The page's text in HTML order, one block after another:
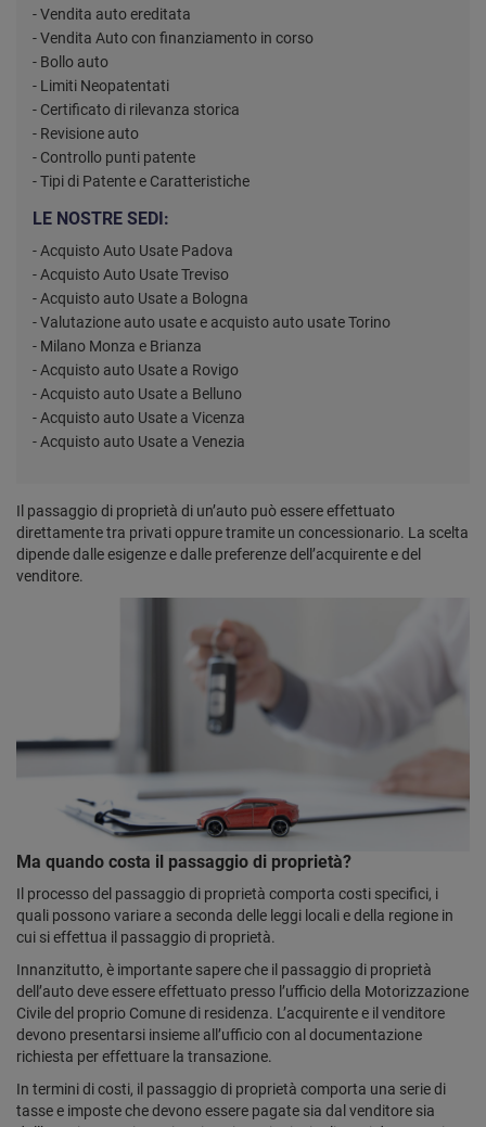
- Vendita auto ereditata
- Vendita Auto con finanziamento in corso
- Bollo auto
- Limiti Neopatentati
- Certificato di rilevanza storica
- Revisione auto
- Controllo punti patente
- Tipi di Patente e Caratteristiche
LE NOSTRE SEDI:
- Acquisto Auto Usate Padova
- Acquisto Auto Usate Treviso
- Acquisto auto Usate a Bologna
- Valutazione auto usate e acquisto auto usate Torino
- Milano Monza e Brianza
- Acquisto auto Usate a Rovigo
- Acquisto auto Usate a Belluno
- Acquisto auto Usate a Vicenza
- Acquisto auto Usate a Venezia
Il passaggio di proprietà di un’auto può essere effettuato
direttamente tra privati oppure tramite un concessionario. La scelta
dipende dalle esigenze e dalle preferenze dell’acquirente e del
venditore.
Ma quando costa il passaggio di proprietà?
Il processo del passaggio di proprietà comporta costi specifici, i
quali possono variare a seconda delle leggi locali e della regione in
cui si effettua il passaggio di proprietà.
Innanzitutto, è importante sapere che il passaggio di proprietà
dell’auto deve essere effettuato presso l’ufficio della Motorizzazione
Civile del proprio Comune di residenza. L’acquirente e il venditore
devono presentarsi insieme all’ufficio con al documentazione
richiesta per effettuare la transazione.
In termini di costi, il passaggio di proprietà comporta una serie di
tasse e imposte che devono essere pagate sia dal venditore sia